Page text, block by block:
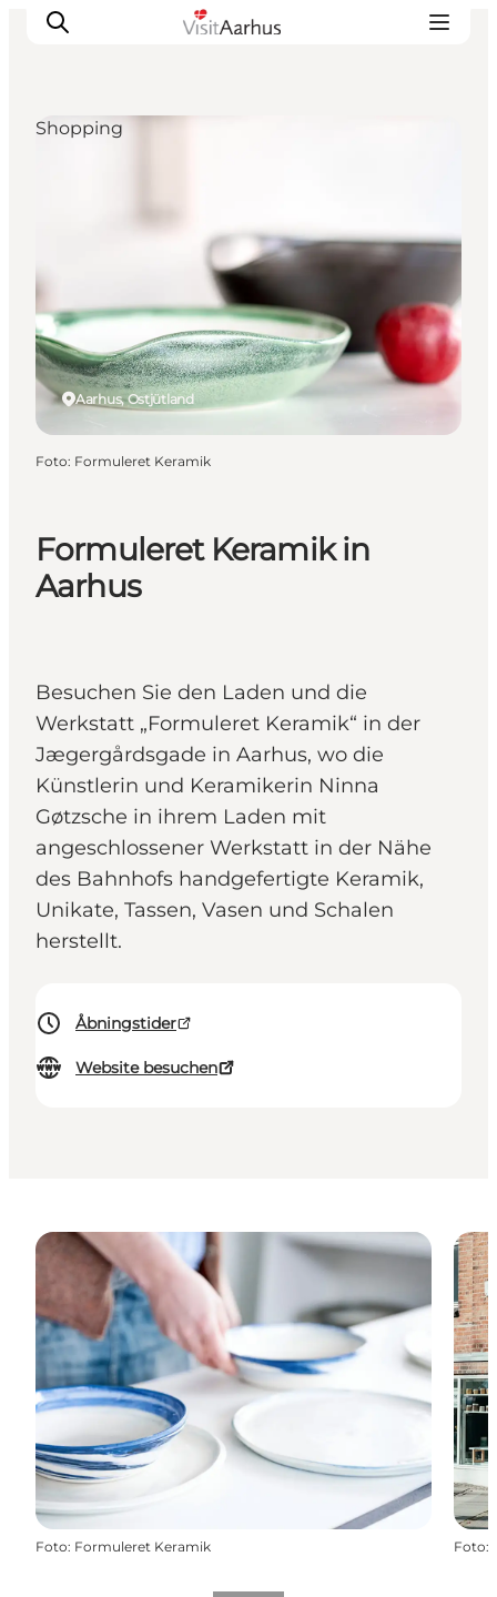
Veranstaltungen
Städte und Regionen
Transport
Formuleret Keramik in
Aarhus
Besuchen Sie den Laden und die
Werkstatt „Formuleret Keramik“ in der
Jægergårdsgade in Aarhus, wo die
Künstlerin und Keramikerin Ninna
Gøtzsche in ihrem Laden mit
angeschlossener Werkstatt in der Nähe
des Bahnhofs handgefertigte Keramik,
Unikate, Tassen, Vasen und Schalen
herstellt.
Åbningstider
Website besuchen
Aarhus, Ostjütland
Shopping
Foto: Formuleret Keramik
Foto: Formuleret Keramik Foto: